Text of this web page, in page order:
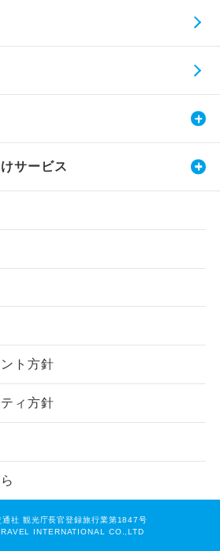
サービス
ト方針
ィ方針
通社 観光庁長官登録旅行業第1847号
INTERNATIONAL CO.,LTD